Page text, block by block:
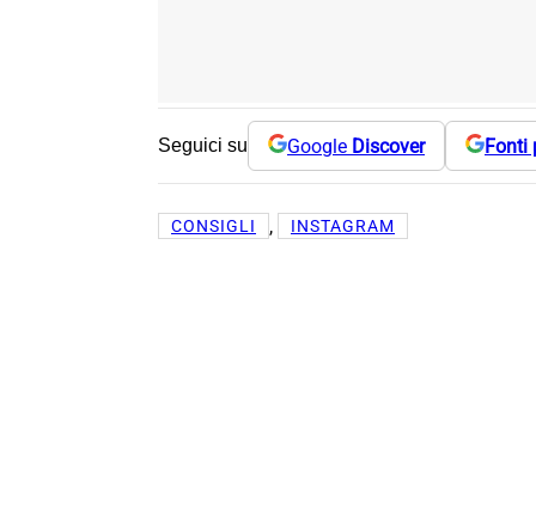
Seguici su Google Discover Fonti
CONSIGLI , INSTAGRAM